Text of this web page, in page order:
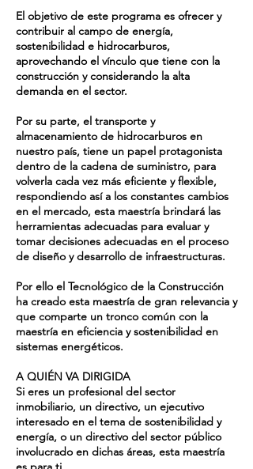
El objetivo de este programa es ofrecer y
contribuir al campo de energía,
sostenibilidad e hidrocarburos,
aprovechando el vínculo que tiene con la
construcción y considerando la alta
demanda en el sector.
Por su parte, el transporte y
almacenamiento de hidrocarburos en
nuestro país, tiene un papel protagonista
dentro de la cadena de suministro, para
volverla cada vez más eficiente y flexible,
respondiendo así a los constantes cambios
en el mercado, esta maestría brindará las
herramientas adecuadas para evaluar y
tomar decisiones adecuadas en el proceso
de diseño y desarrollo de infraestructuras.
Por ello el Tecnológico de la Construcción
ha creado esta maestría de gran relevancia y
que comparte un tronco común con la
maestría en eficiencia y sostenibilidad en
sistemas energéticos.
A QUIÉN VA DIRIGIDA
Si eres un profesional del sector
inmobiliario, un directivo, un ejecutivo
interesado en el tema de sostenibilidad y
energía, o un directivo del sector público
involucrado en dichas áreas, esta maestría